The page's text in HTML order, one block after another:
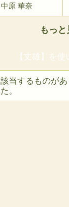
中原 華奈
もっ
【丈雄】を
該当するものが
た。